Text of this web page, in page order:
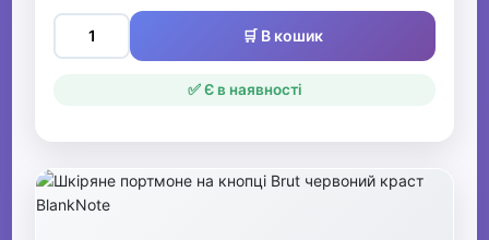
🛒 В кошик
✅ Є в наявності